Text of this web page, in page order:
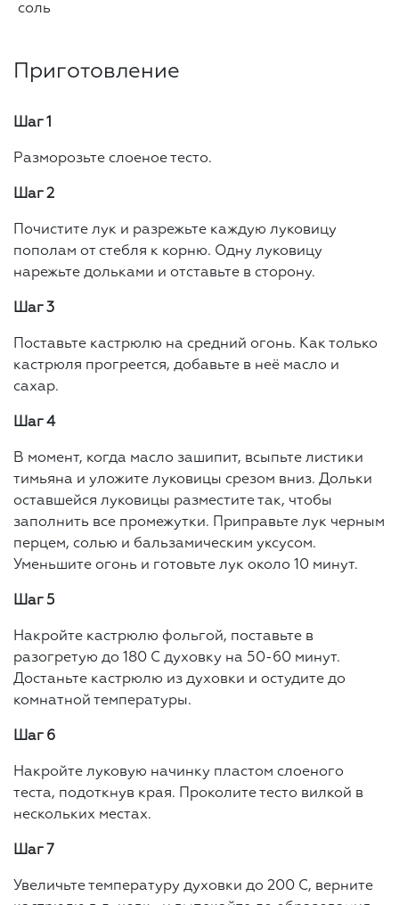
соль
Приготовление
Шаг 1
Разморозьте слоеное тесто.
Шаг 2
Почистите лук и разрежьте каждую луковицу
пополам от стебля к корню. Одну луковицу
нарежьте дольками и отставьте в сторону.
Шаг 3
Поставьте кастрюлю на средний огонь. Как только
кастрюля прогреется, добавьте в неё масло и
сахар.
Шаг 4
В момент, когда масло зашипит, всыпьте листики
тимьяна и уложите луковицы срезом вниз. Дольки
оставшейся луковицы разместите так, чтобы
заполнить все промежутки. Приправьте лук черным
перцем, солью и бальзамическим уксусом.
Уменьшите огонь и готовьте лук около 10 минут.
Шаг 5
Накройте кастрюлю фольгой, поставьте в
разогретую до 180 С духовку на 50-60 минут.
Достаньте кастрюлю из духовки и остудите до
комнатной температуры.
Шаг 6
Накройте луковую начинку пластом слоеного
теста, подоткнув края. Проколите тесто вилкой в
нескольких местах.
Шаг 7
Увеличьте температуру духовки до 200 С, верните